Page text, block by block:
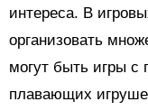
интереса. В
организовать
могут быть игры с
плавающих